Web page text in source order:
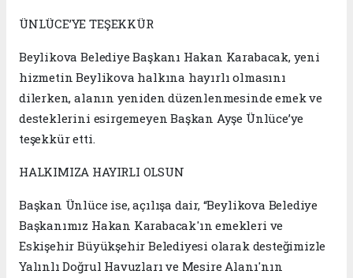
ÜNLÜCE’YE TEŞEKKÜR
Beylikova Belediye Başkanı Hakan Karabacak, yeni
hizmetin Beylikova halkına hayırlı olmasını
dilerken, alanın yeniden düzenlenmesinde emek ve
desteklerini esirgemeyen Başkan Ayşe Ünlüce’ye
teşekkür etti.
HALKIMIZA HAYIRLI OLSUN
Başkan Ünlüce ise, açılışa dair, “Beylikova Belediye
Başkanımız Hakan Karabacak'ın emekleri ve
Eskişehir Büyükşehir Belediyesi olarak desteğimizle
Yalınlı Doğrul Havuzları ve Mesire Alanı'nın